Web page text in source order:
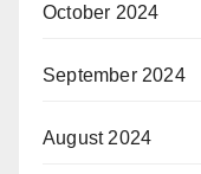
October 2024
September 2024
August 2024